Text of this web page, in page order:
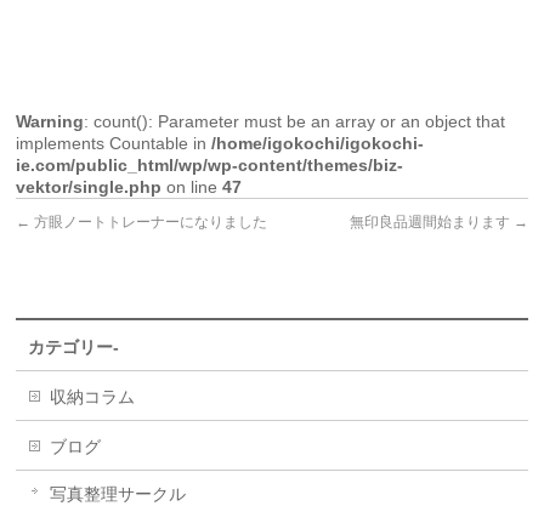
Warning: count(): Parameter must be an array or an object that
implements Countable in/home/igokochi/igokochi-
ie.com/public_html/wp/wp-content/themes/biz-
vektor/single.php on line47
← 方眼ノートトレーナーになりました 無印良品週間始まります →
カテゴリー-
収納コラム
ブログ
写真整理サークル